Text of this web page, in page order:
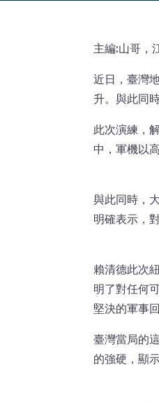
主編:山哥，
近日，臺灣
升。與此同
此次演練，
中，軍機以
與此同時，
明確表示，
賴清德此次
明了對任何
堅決的軍事回
臺灣當局的
的強硬，顯